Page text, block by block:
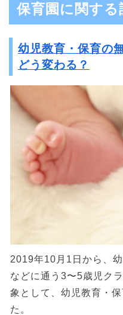
保育園に関する
幼児教育・保育の
どう変わる？
2019年10月1日から、
などに通う3〜5歳児ク
象として、幼児教育・
た。